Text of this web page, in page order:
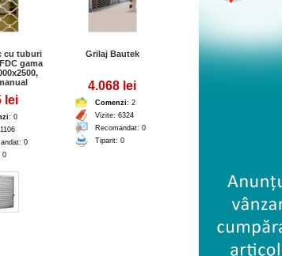
cu tuburi
gama
lei
: 0
0
0
Grilaj Bautek
4.068 lei
Comenzi: 2
Vizite: 6324
Recomandat: 0
Tiparit: 0